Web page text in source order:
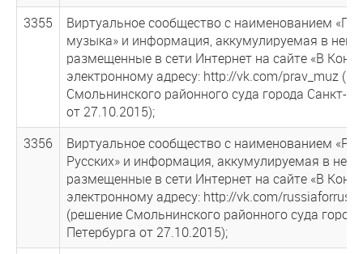
3355
Виртуальное сообщество с наименованием
музыка» и информация, аккумулируемая в нем,
размещенные в сети Интернет на сайте «В
электронному адресу: http://vk.com/prav_muz
Смольнинского районного суда города Санкт-
от 27.10.2015);
3356
Виртуальное сообщество с наименованием
Русских» и информация, аккумулируемая в нем,
размещенные в сети Интернет на сайте «В
электронному адресу: http://vk.com/
(решение Смольнинского районного суда
Петербурга от 27.10.2015);